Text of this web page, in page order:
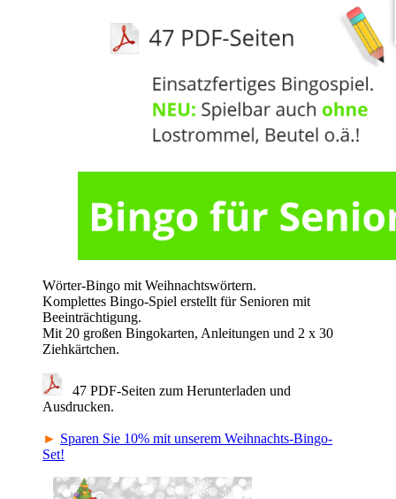
Wörter-Bingo mit Weihnachtswörtern.
Komplettes Bingo-Spiel erstellt für Senioren mit
Beeinträchtigung.
Mit 20 großen Bingokarten, Anleitungen und 2 x 30
Ziehkärtchen.
47 PDF-Seiten zum Herunterladen und
Ausdrucken.
► Sparen Sie 10% mit unserem Weihnachts-Bingo-
Set!